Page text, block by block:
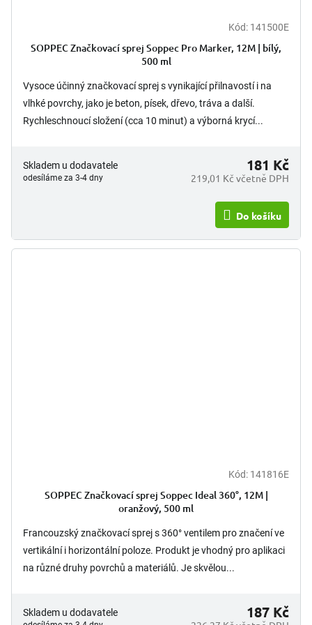
Kód: 141500E
SOPPEC Značkovací sprej Soppec Pro Marker, 12M | bílý,
500 ml
Vysoce účinný značkovací sprej s vynikající přilnavostí i na
vlhké povrchy, jako je beton, písek, dřevo, tráva a další.
Rychleschnoucí složení (cca 10 minut) a výborná krycí...
Skladem u dodavatele
odesíláme za 3-4 dny 219,01 Kč včetně DPH
181 Kč
Do košíku
Kód: 141816E
SOPPEC Značkovací sprej Soppec Ideal 360°, 12M |
oranžový, 500 ml
Francouzský značkovací sprej s 360° ventilem pro značení ve
vertikální i horizontální poloze. Produkt je vhodný pro aplikaci
na různé druhy povrchů a materiálů. Je skvělou...
Skladem u dodavatele 187 Kč